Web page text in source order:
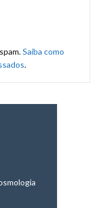
Saiba como
.